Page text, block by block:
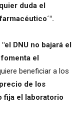
duda el
"el DNU no bajará el
el
beneficiar a los
de los
fija el laboratorio